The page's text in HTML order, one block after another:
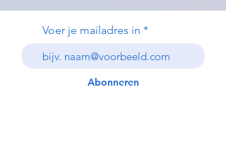
Voer je mailadres in
Abonneren